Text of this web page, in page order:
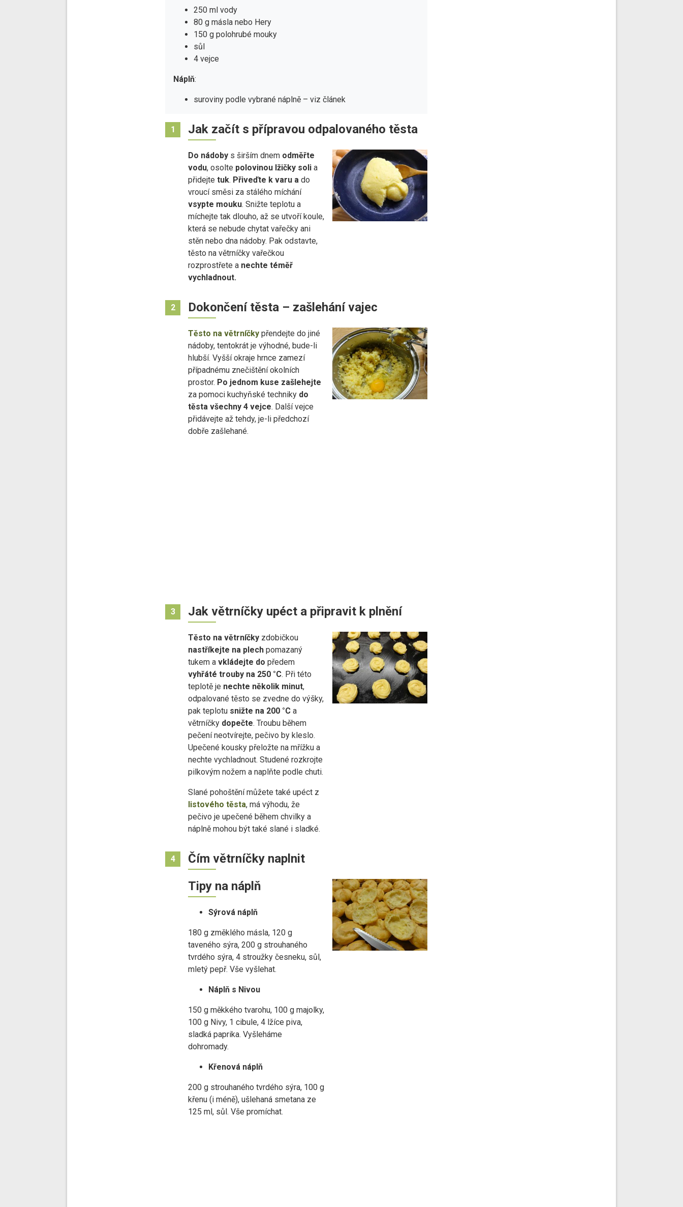
250 ml vody
80 g másla nebo Hery
150 g polohrubé mouky
sůl
4 vejce
Náplň:
suroviny podle vybrané náplně – viz článek
1 Jak začít s přípravou odpalovaného těsta
Do nádobys širším dnem odměřte
vodu, osolte polovinou lžičky soli a
přidejte tuk. Přiveďte k varu a do
vroucí směsi za stálého míchání
vsypte mouku. Snižte teplotu a
míchejte tak dlouho, až se utvoří koule,
která se nebude chytat vařečky ani
stěn nebo dna nádoby. Pak odstavte,
těsto na větrníčky vařečkou
rozprostřete a nechte téměř
vychladnout.
2 Dokončení těsta – zašlehání vajec
Těsto na větrníčkypřendejte do jiné
nádoby, tentokrát je výhodné, bude-li
hlubší. Vyšší okraje hrnce zamezí
případnému znečištění okolních
prostor. Po jednom kuse zašlehejte
za pomoci kuchyňské techniky do
těsta všechny 4 vejce. Další vejce
přidávejte až tehdy, je-li předchozí
dobře zašlehané.
3 Jak větrníčky upéct a připravit k plnění
Těsto na větrníčkyzdobičkou
nastříkejte na plechpomazaný
tukem avkládejte do předem
vyhřáté trouby na 250 °C. Při této
teplotě je nechte několik minut,
odpalované těsto se zvedne do výšky,
pak teplotu snižte na 200 °Ca
větrníčky dopečte. Troubu během
pečení neotvírejte, pečivo by kleslo.
Upečené kousky přeložte na mřížku a
nechte vychladnout. Studené rozkrojte
pilkovým nožem a naplňte podle chuti.
Slané pohoštění můžete také upéct z
listového těsta, má výhodu, že
pečivo je upečené během chvilky a
náplně mohou být také slané i sladké.
4
Čím větrníčky naplnit
Tipy na náplň
Sýrová náplň
180 g změklého másla, 120 g
taveného sýra, 200 g strouhaného
tvrdého sýra, 4 stroužky česneku, sůl,
mletý pepř. Vše vyšlehat.
Náplň s Nivou
150 g měkkého tvarohu, 100 g majolky,
100 g Nivy, 1 cibule, 4 lžíce piva,
sladká paprika. Vyšleháme
dohromady.
Křenová náplň
200 g strouhaného tvrdého sýra, 100 g
křenu (i méně), ušlehaná smetana ze
125 ml, sůl. Vše promíchat.